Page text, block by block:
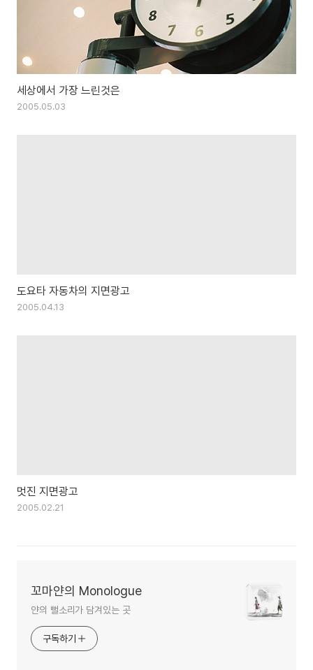
세상에서 가장 느린것은
2005.05.03
도요타 자동차의 지면광고
2005.04.13
멋진 지면광고
2005.02.21
꼬마얀의 Monologue
얀의 뻘소리가 담겨있는 곳
구독하기